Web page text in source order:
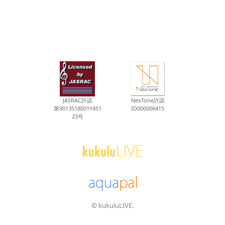
JASRAC許諾
第9013518001Y451
23号
NexTone許諾
ID000006415
© kukuluLIVE.